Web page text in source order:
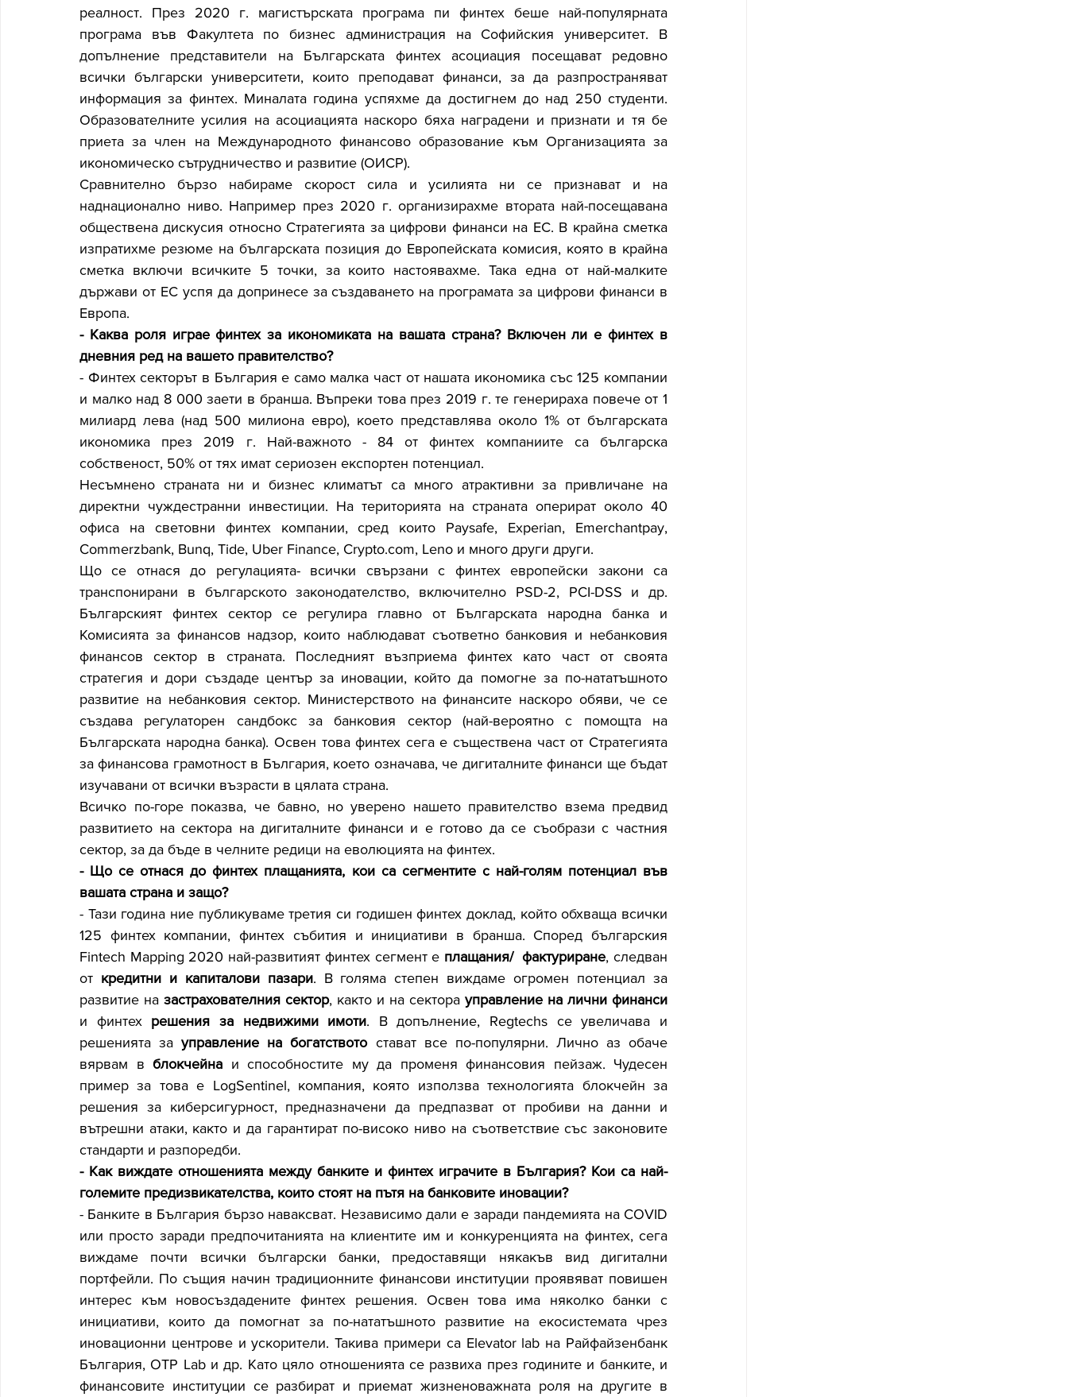
реалност. През 2020 г. магистърската програма пи финтех беше най-популярната
програма във Факултета по бизнес администрация на Софийския университет. В
допълнение представители на Българската финтех асоциация посещават редовно
всички български университети, които преподават финанси, за да разпространяват
информация за финтех. Миналата година успяхме да достигнем до над 250 студенти.
Образователните усилия на асоциацията наскоро бяха наградени и признати и тя бе
приета за член на Международното финансово образование към Организацията за
икономическо сътрудничество и развитие (ОИСР).
Сравнително бързо набираме скорост сила и усилията ни се признават и на
наднационално ниво. Например през 2020 г. организирахме втората най-посещавана
обществена дискусия относно Стратегията за цифрови финанси на ЕС. В крайна сметка
изпратихме резюме на българската позиция до Европейската комисия, която в крайна
сметка включи всичките 5 точки, за които настоявахме. Така една от най-малките
държави от ЕС успя да допринесе за създаването на програмата за цифрови финанси в
Европа.
- Каква роля играе финтех за икономиката на вашата страна? Включен ли е финтех в
дневния ред на вашето правителство?
- Финтех секторът в България е само малка част от нашата икономика със 125 компании
и малко над 8 000 заети в бранша. Въпреки това през 2019 г. те генерираха повече от 1
милиард лева (над 500 милиона евро), което представлява около 1% от българската
икономика през 2019 г. Най-важното - 84 от финтех компаниите са българска
собственост, 50% от тях имат сериозен експортен потенциал.
Несъмнено страната ни и бизнес климатът са много атрактивни за привличане на
директни чуждестранни инвестиции. На територията на страната оперират около 40
офиса на световни финтех компании, сред които Paysafe, Experian, Emerchantpay,
Commerzbank, Bunq, Tide, Uber Finance, Crypto.com, Leno и много други други.
Що се отнася до регулацията- всички свързани с финтех европейски закони са
транспонирани в българското законодателство, включително PSD-2, PCI-DSS и др.
Българският финтех сектор се регулира главно от Българската народна банка и
Комисията за финансов надзор, които наблюдават съответно банковия и небанковия
финансов сектор в страната. Последният възприема финтех като част от своята
стратегия и дори създаде център за иновации, който да помогне за по-нататъшното
развитие на небанковия сектор. Министерството на финансите наскоро обяви, че се
създава регулаторен сандбокс за банковия сектор (най-вероятно с помощта на
Българската народна банка). Освен това финтех сега е съществена част от Стратегията
за финансова грамотност в България, което означава, че дигиталните финанси ще бъдат
изучавани от всички възрасти в цялата страна.
Всичко по-горе показва, че бавно, но уверено нашето правителство взема предвид
развитието на сектора на дигиталните финанси и е готово да се съобрази с частния
сектор, за да бъде в челните редици на еволюцията на финтех.
- Що се отнася до финтех плащанията, кои са сегментите с най-голям потенциал във
вашата страна и защо?
- Тази година ние публикуваме третия си годишен финтех доклад, който обхваща всички
125 финтех компании, финтех събития и инициативи в бранша. Според българския
Fintech Mapping 2020 най-развитият финтех сегмент е плащания/  фактуриране, следван
от кредитни и капиталови пазари. В голяма степен виждаме огромен потенциал за
развитие на застрахователния сектор, както и на сектора управление на лични финанси
и финтех решения за недвижими имоти. В допълнение, Regtechs се увеличава и
решенията за управление на богатството стават все по-популярни. Лично аз обаче
вярвам в блокчейна и способностите му да променя финансовия пейзаж. Чудесен
пример за това е LogSentinel, компания, която използва технологията блокчейн за
решения за киберсигурност, предназначени да предпазват от пробиви на данни и
вътрешни атаки, както и да гарантират по-високо ниво на съответствие със законовите
стандарти и разпоредби.
- Как виждате отношенията между банките и финтех играчите в България? Кои са най-
големите предизвикателства, които стоят на пътя на банковите иновации?
- Банките в България бързо наваксват. Независимо дали е заради пандемията на COVID
или просто заради предпочитанията на клиентите им и конкуренцията на финтех, сега
виждаме почти всички български банки, предоставящи някакъв вид дигитални
портфейли. По същия начин традиционните финансови институции проявяват повишен
интерес към новосъздадените финтех решения. Освен това има няколко банки с
инициативи, които да помогнат за по-нататъшното развитие на екосистемата чрез
иновационни центрове и ускорители. Такива примери са Elevator lab на Райфайзенбанк
България, OTP Lab и др. Като цяло отношенията се развиха през годините и банките, и
финансовите институции се разбират и приемат жизненоважната роля на другите в